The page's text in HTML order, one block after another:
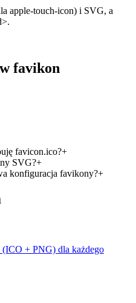
apple-touch-icon) i SVG, a
favikon
favicon.ico?+
SVG?+
konfiguracja favikony?+
+ PNG) dla każdego